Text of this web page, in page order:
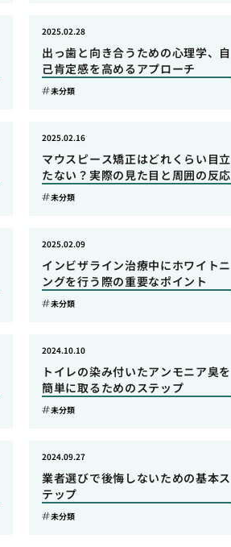
出っ歯と向き合うための心理学、自
己肯定感を高めるアプローチ
2025.02.28
未分類
マウスピース矯正はどれくらい目立
たない？実際の見た目と周囲の反応
2025.02.16
未分類
インビザライン治療中にホワイトニ
ングを行う際の重要なポイント
2025.02.09
未分類
トイレの染み付いたアンモニア臭を
簡単に取るためのステップ
2024.10.10
未分類
業者選びで後悔しないための基本ス
テップ
2024.09.27
未分類